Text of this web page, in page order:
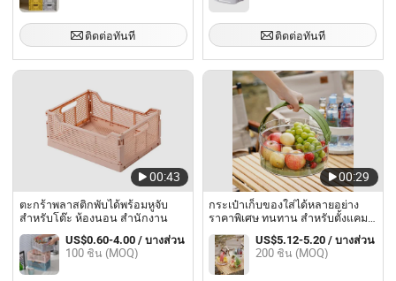
ติดต่อทันที ติดต่อทันที
00:43
ตะกร้าพลาสติกพับได้พร้อมหูจับ
สำหรับโต๊ะ ห้องนอน สำนักงาน
US$0.60-4.00 / บางส่วน
100 ชิ้น (MOQ)
00:29
กระเป๋าเก็บของใส่ได้หลายอย่าง
ราคาพิเศษ ทนทาน สำหรับตั้งแคมป์
และปิกนิก
US$5.12-5.20 / บางส่วน
200 ชิ้น (MOQ)